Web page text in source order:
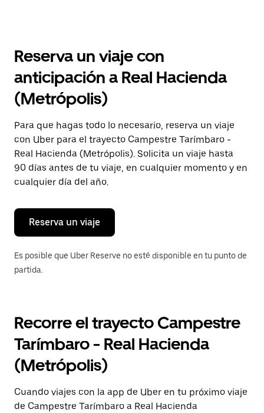
el
y
selecciona
una
Presiona
la
tecla Esc
para
cerrar
el
calendario.
Reserva un viaje con
anticipación a Real Hacienda
(Metrópolis)
Para que hagas todo lo necesario, reserva un viaje
con Uber para el trayecto Campestre Tarímbaro -
Real Hacienda (Metrópolis). Solicita un viaje hasta
90 días antes de tu viaje, en cualquier momento y en
cualquier día del año.
Reserva un viaje
Es posible que Uber Reserve no esté disponible en tu punto de
partida.
Recorre el trayecto Campestre
Tarímbaro - Real Hacienda
(Metrópolis)
Cuando viajes con la app de Uber en tu próximo viaje
de Campestre Tarímbaro a Real Hacienda